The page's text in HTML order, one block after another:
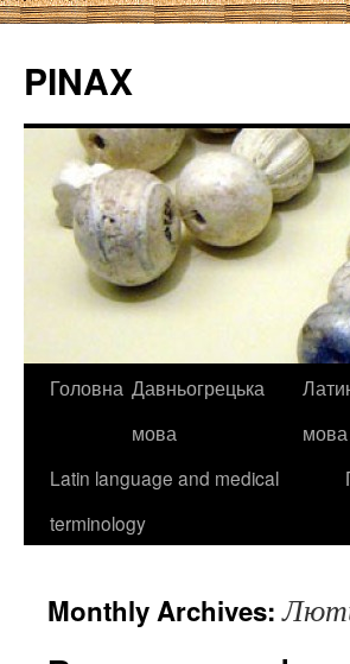
PINAX
Головна Давньогрецька
мова
мова
Latin language and medical
terminology
Monthly Archives: